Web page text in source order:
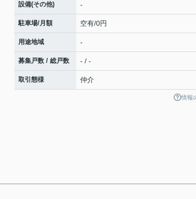
設備(その他) -
駐車場/月額 空有/0円
用途地域 -
募集戸数 / 総戸数 - / -
取引態様 仲介
情報